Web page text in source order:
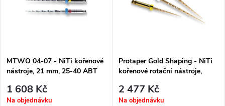
MTWO 04-07 - NiTi kořenové
nástroje, 21 mm, 25-40 ABT
1 608 Kč
Na objednávku
Protaper Gold Shaping - NiTi
kořenové rotační nástroje,
2 477 Kč
Na objednávku